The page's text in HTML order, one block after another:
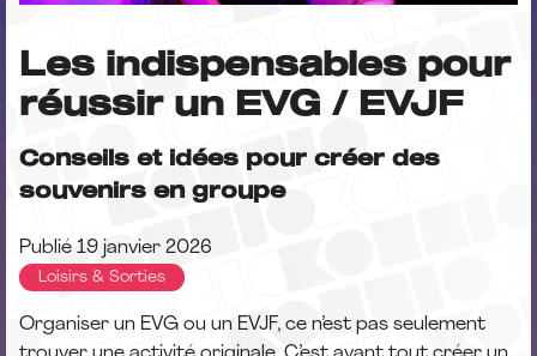
Les indispensables pour
réussir un EVG / EVJF
Conseils et idées pour créer des
souvenirs en groupe
Publié 19 janvier 2026
Loisirs & Sorties
Organiser un EVG ou un EVJF, ce n’est pas seulement